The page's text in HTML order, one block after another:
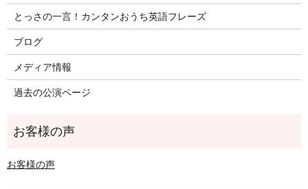
とっさの一言！カンタンおうち英語フレーズ
ブログ
メディア情報
過去の公演ページ
お客様の声